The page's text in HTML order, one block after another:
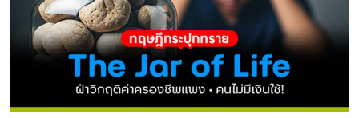
ThaiSMEsCenter,
รวม